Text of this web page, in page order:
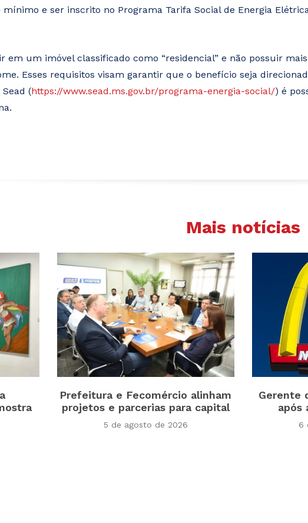
e ser inscrito no Programa Tarifa Social de Energia
em um imóvel classificado como “residencial” e não possuir
Esses requisitos visam garantir que o benefício seja
(https://www.sead.ms.gov.br/programa-energia-social/) é
Mais notícias
Prefeitura e Fecomércio alinham
projetos e parcerias para capital
5 de agosto de 2026
Gerente
após
6